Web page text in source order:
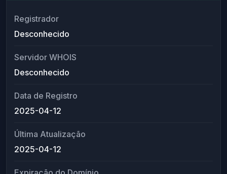
Registrador
Desconhecido
Servidor WHOIS
Desconhecido
Data de Registro
2025-04-12
Última Atualização
2025-04-12